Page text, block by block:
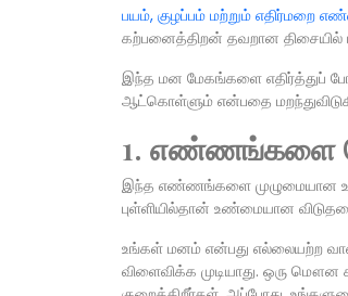
பயம், குழப்பம் மற்றும் எதிர்மறை
கற்பனைத்திறன் தவறான திசையில்
இந்த மன மேகங்களை எதிர்த்துப்
ஆட்கொள்ளும் என்பதை
1. எண்ணங்களை
இந்த எண்ணங்களை முழுமையான
புள்ளியில்தான் உண்மையான
உங்கள் மனம் என்பது எல்லையற்ற
விளைவிக்க முடியாது. ஒரு